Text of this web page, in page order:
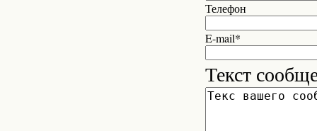
Телефон
E-mail*
Текст